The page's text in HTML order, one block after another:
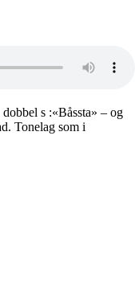
s :«Båssta» – og
Tonelag som i